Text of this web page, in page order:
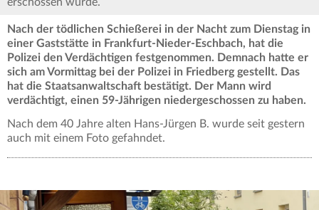
Nach der tödlichen Schießerei in der Nacht zum Dienstag in
einer Gaststätte in Frankfurt-Nieder-Eschbach, hat die
Polizei den Verdächtigen festgenommen. Demnach hatte er
sich am Vormittag bei der Polizei in Friedberg gestellt. Das
hat die Staatsanwaltschaft bestätigt. Der Mann wird
verdächtigt, einen 59-Jährigen niedergeschossen zu haben.
Nach dem 40 Jahre alten Hans-Jürgen B. wurde seit gestern
auch mit einem Foto gefahndet.